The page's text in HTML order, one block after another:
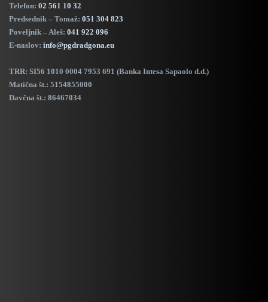
Telefon: 02 561 10 32
Predsednik – Tomaž: 051 304 823
Poveljnik – Aleš: 041 922 096
E-naslov: info@pgdradgona.eu
TRR: SI56 1010 0004 7953 691 (Banka Intesa Sapaolo d.d.)
Matična št.: 5154855000
Davčna št.: 86467034